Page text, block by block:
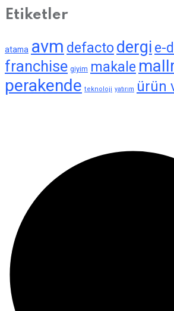
Etiketler
atama avm defacto dergi e-
franchise giyim makale
perakende teknoloji yatırım ürün